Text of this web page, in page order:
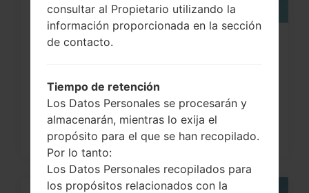
¿Cómo restablecer datos de fábrica
consultar al Propietario utilizando la
información proporcionada en la sección
de contacto.
Tiempo de retención
Los Datos Personales se procesarán y
almacenarán, mientras lo exija el
propósito para el que se han recopilado.
Por lo tanto:
Los Datos Personales recopilados para
los propósitos relacionados con la